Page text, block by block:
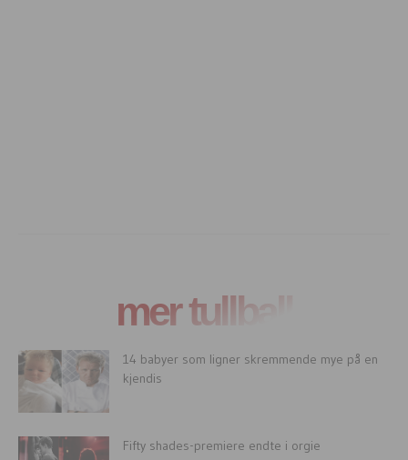
mer tullball
14 babyer som ligner skremmende mye på en
kjendis
Fifty shades-premiere endte i orgie